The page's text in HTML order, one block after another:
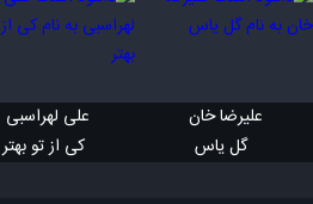
علیرضا خان
گل یاس
علی لهراسبی
کی از تو بهتر